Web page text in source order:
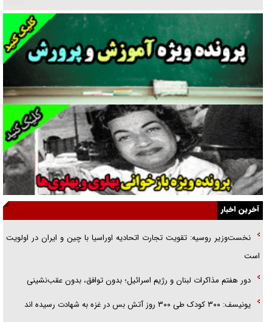
فریاد‌ها و ناله‌های دوستان مبارزدلم را آتش می‌زد
تغییر رویه دشمن در ترور از شیخ فضل‌الله تا مصباح یزدی
خرید قسطی اولش خنده و آخرش گریه است!
فوتبال و آن «بالا»!
راهبرد غافلگیری با نسل جدید پهپاد‌ها
جنجال پزشکان تقلبی در صنعت زیبایی
یهودی‌ها در ادبیات داستانی اروپا؛ از شکسپیر تا دیکنز
گفت‌وگو با خواهر یکی از شهدای جنگ رمضان/ خواهرم فرمانده جهادی و
اهل خدمت بی‌منت بود
جزئیات شکنجه‌هایم فراتر از آن است که در بیان بگنجد!
گزارش «جوان» از قوانین سخت‌گیرانه ۶ قاره در برابر یورش به پاسگاه‌های
آخرین اخبار
نخست‌وزیر روسیه:‌ تقویت تجارت اتحادیه اوراسیا با چین و ایران در اولویت
است
دور هفتم مذاکرات لبنان و رژیم اسرائیل؛ بدون توافق، بدون عقب‌نشینی
یونیسف: ۳۰۰ کودک طی ۳۰۰ روز آتش بس در غزه به شهادت رسیده اند